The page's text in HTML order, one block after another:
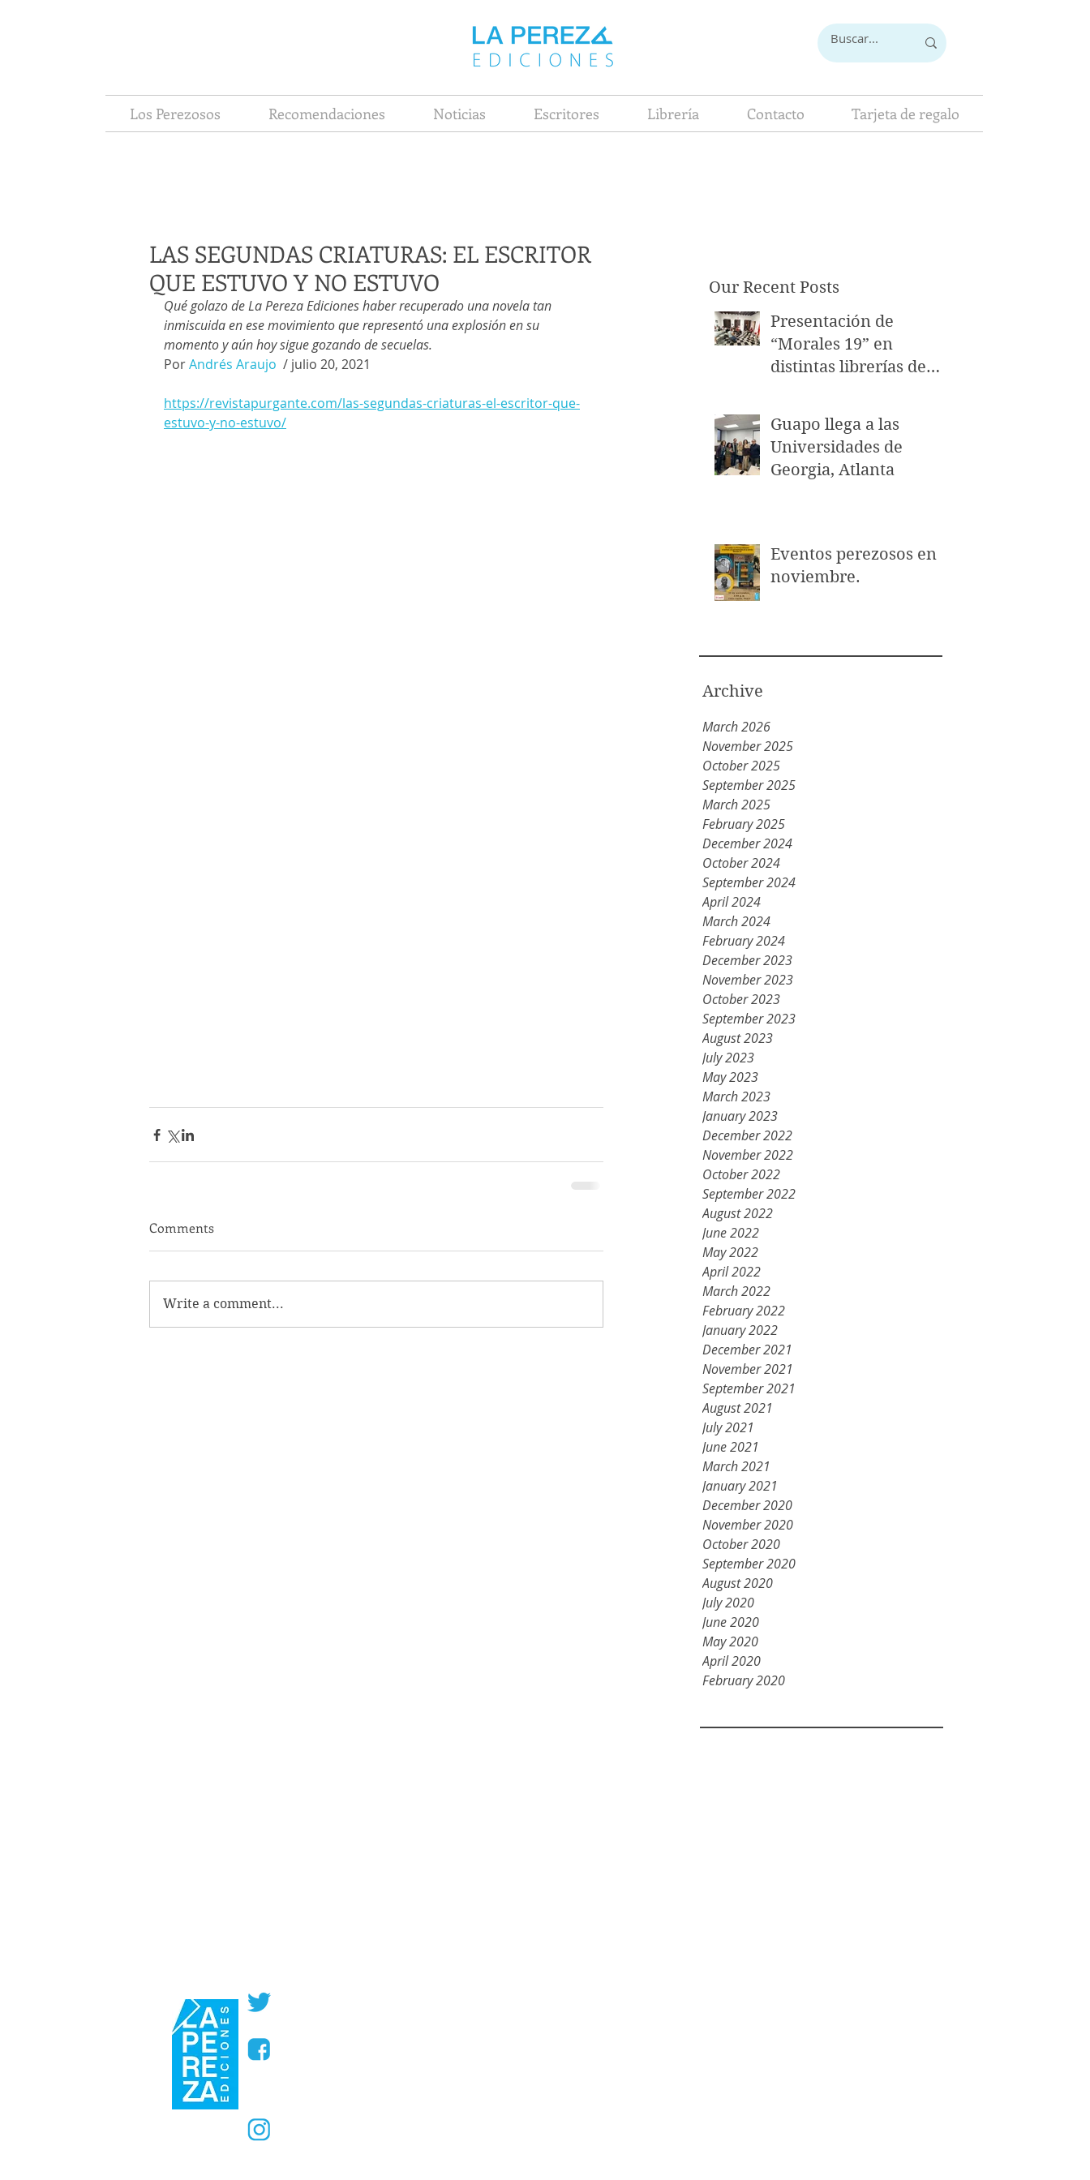
Los Perezosos Recomendaciones Noticias Escritores Librería Contacto Tarjeta de regalo
Our Recent Posts
Presentación de
“Morales 19” en
distintas librerías de
Guapo llega a las
Universidades de
Georgia, Atlanta
Eventos perezosos en
noviembre.
Archive
March 2026
November 2025
October 2025
September 2025
March 2025
February 2025
December 2024
October 2024
September 2024
April 2024
March 2024
February 2024
December 2023
November 2023
October 2023
September 2023
August 2023
July 2023
May 2023
March 2023
January 2023
December 2022
November 2022
October 2022
September 2022
August 2022
June 2022
May 2022
April 2022
March 2022
February 2022
January 2022
December 2021
November 2021
September 2021
August 2021
July 2021
June 2021
March 2021
January 2021
December 2020
November 2020
October 2020
September 2020
August 2020
July 2020
June 2020
May 2020
April 2020
February 2020
LAS SEGUNDAS CRIATURAS: EL ESCRITOR
QUE ESTUVO Y NO ESTUVO
Qué golazo de La Pereza Ediciones haber recuperado una novela tan
inmiscuida en ese movimiento que representó una explosión en su
momento y aún hoy sigue gozando de secuelas.
Por Andrés Araujo / julio 20, 2021
https://revistapurgante.com/las-segundas-criaturas-el-escritor-que-
estuvo-y-no-estuvo/
Comments
Write a comment...